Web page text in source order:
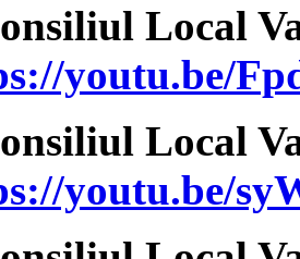
Local
youtu.be/
Local
youtu.be/